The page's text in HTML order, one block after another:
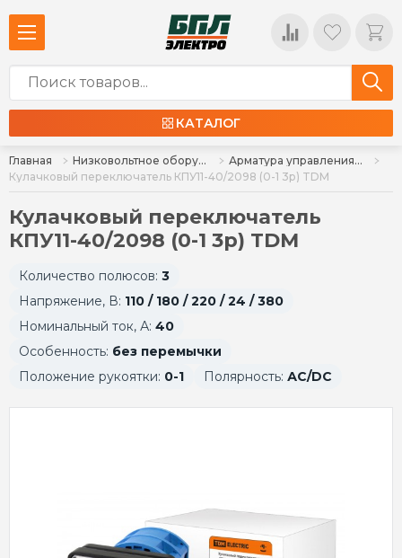
КАТАЛОГ
Главная Низковольтное оборудование
Арматура управления, кнопки, индикация
Кулачковый переключатель КПУ11-40/2098 (0-1 3р) TDM
Кулачковый переключатель
КПУ11-40/2098 (0-1 3р) TDM
Количество полюсов: 3
Напряжение, В: 110 / 180 / 220 / 24 / 380
Номинальный ток, А: 40
Особенность: без перемычки
Положение рукоятки: 0-1 Полярность: АC/DC